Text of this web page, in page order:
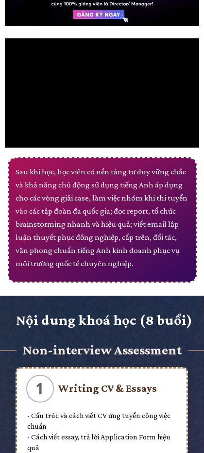
Sau khi học, học viên có nền tảng tư duy vững chắc
và khả năng chủ động sử dụng tiếng Anh áp dụng
cho các vòng giải case, làm việc nhóm khi thi tuyển
vào các tập đoàn đa quốc gia; đọc report, tổ chức
brainstorming nhanh và hiệu quả; viết email lập
luận thuyết phục đồng nghiệp, cấp trên, đối tác,
văn phong chuẩn tiếng Anh kinh doanh phục vụ
môi trường quốc tế chuyên nghiệp.
Nội dung khoá học (8 buổi)
Non-interview Assessment
Writing CV & Essays
- Cấu trúc và cách viết CV ứng tuyển công việc
chuẩn
- Cách viết essay, trả lời Application Form hiệu
quả
1